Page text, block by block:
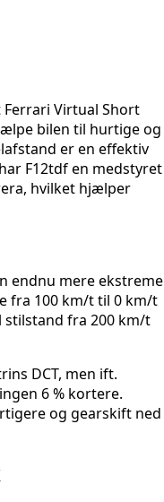
Virtual Short
bilen til hurtige og
er en effektiv
F12tdf en medstyret
hvilket hjælper
endnu mere ekstreme
fra 100 km/t til 0 km/t
stilstand fra 200 km/t
DCT, men ift.
6 % kortere.
og gearskift ned